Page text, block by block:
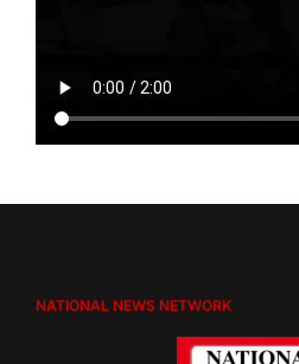
NATIONAL NEWS NETWORK